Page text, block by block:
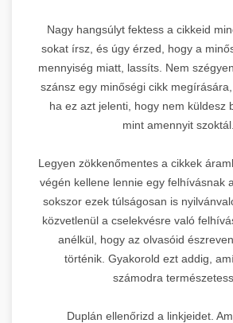
Nagy hangsúlyt fektess a cikkeid
sokat írsz, és úgy érzed, hogy a
mennyiség miatt, lassíts. Nem
szánsz egy minőségi cikk
ha ez azt jelenti, hogy nem küldesz
mint amennyit szoktál.
Legyen zökkenőmentes a cikkek
végén kellene lennie egy felhívásnak
sokszor ezek túlságosan is
közvetlenül a cselekvésre való
anélkül, hogy az olvasóid
történik. Gyakorold ezt addig,
számodra
Duplán ellenőrizd a linkjeidet.